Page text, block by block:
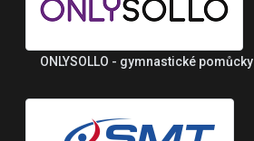
ONLYSOLLO - gymnastické pomůcky